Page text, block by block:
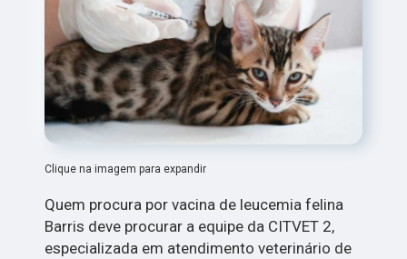
Clique na imagem para expandir
Quem procura por vacina de leucemia felina
Barris deve procurar a equipe da CITVET 2,
especializada em atendimento veterinário de